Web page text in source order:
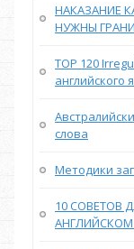
НАКАЗАНИЕ
НУЖНЫ
TOP 120
английского
слова
Методики
10 СОВЕТОВ
АНГЛИЙСКОМ